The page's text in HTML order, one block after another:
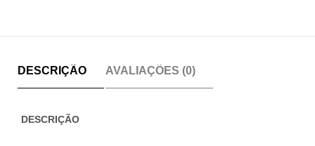
DESCRIÇÃO AVALIAÇÕES (0)
DESCRIÇÃO